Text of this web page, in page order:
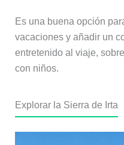
Es una buena opción
vacaciones y añadir un
entretenido al viaje,
con niños.
Explorar la Sierra de Irta